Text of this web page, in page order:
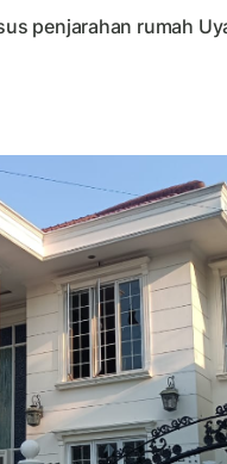
penjarahan rumah